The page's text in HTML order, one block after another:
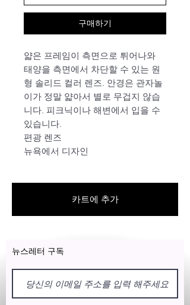
구매하기
얇은 프레임이 측면으로 튀어나와
태양을 측면에서 차단할 수 있는 원
형 솔리드 컬러 렌즈. 안경은 관자놀
이가 정말 얇아서 별로 무겁지 않습
니다. 피크닉이나 해변에서 입을 수
있습니다.
편광 렌즈
뉴욕에서 디자인
카트에 추가
뉴스레터 구독